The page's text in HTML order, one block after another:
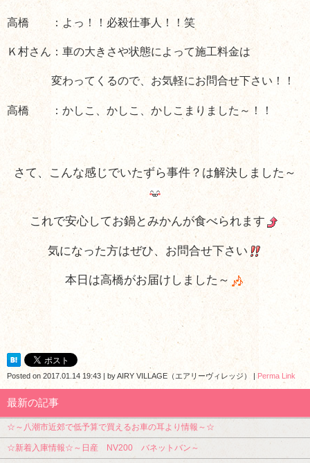
高橋 ：よっ！！必殺仕事人！！笑
Ｋ村さん：車の大きさや状態によって施工料金は
変わってくるので、お気軽にお問合せ下さい！！
高橋 ：かしこ、かしこ、かしこまりました～！！
さて、こんな感じでいたずら事件？は解決しました～
これで安心してお鍋とみかんが食べられます
気になった方はぜひ、お問合せ下さい
本日は高橋がお届けしました～
Posted on 2017.01.14 19:43 byAIRY VILLAGE（エアリーヴィレッジ） Perma Link
最新の記事
☆～八潮市近郊で低予算で買えるお車の耳より情報～☆
☆新着入庫情報☆～日産 NV200 バネットバン～